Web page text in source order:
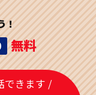
！
無料
できます /